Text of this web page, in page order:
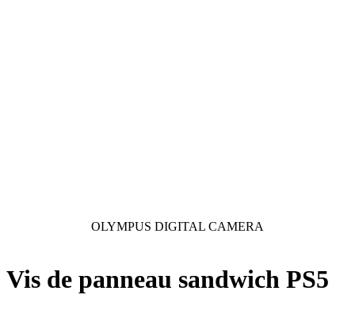
OLYMPUS DIGITAL CAMERA
Vis de panneau sandwich PS5